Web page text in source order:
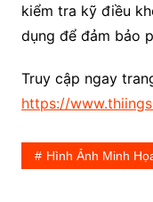
kiểm tra kỹ điều
dụng để đảm bảo
Truy cập ngay
https://
Hình Ảnh Minh